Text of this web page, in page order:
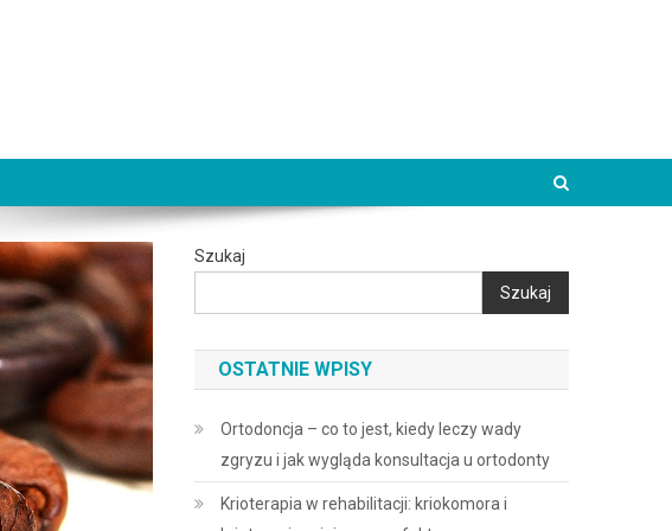
Szukaj
Szukaj
OSTATNIE WPISY
Ortodoncja – co to jest, kiedy leczy wady
zgryzu i jak wygląda konsultacja u ortodonty
Krioterapia w rehabilitacji: kriokomora i